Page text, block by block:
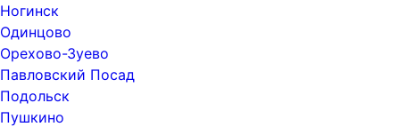
Ногинск
Одинцово
Орехово-Зуево
Павловский Посад
Подольск
Пушкино